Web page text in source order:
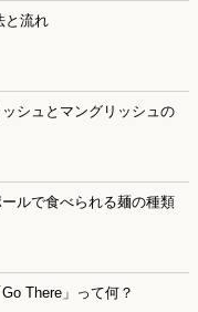
と流れ
ッシュとマングリッシュの
ールで食べられる麺の種類
There」って何？